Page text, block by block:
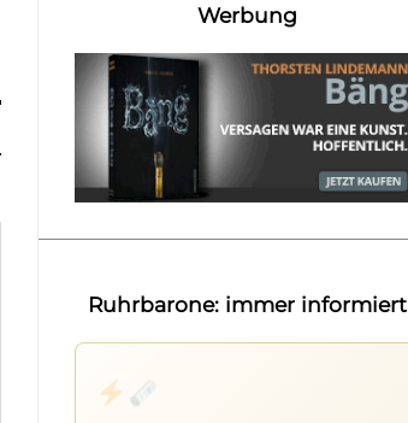
Werbung
Ruhrbarone: immer informiert